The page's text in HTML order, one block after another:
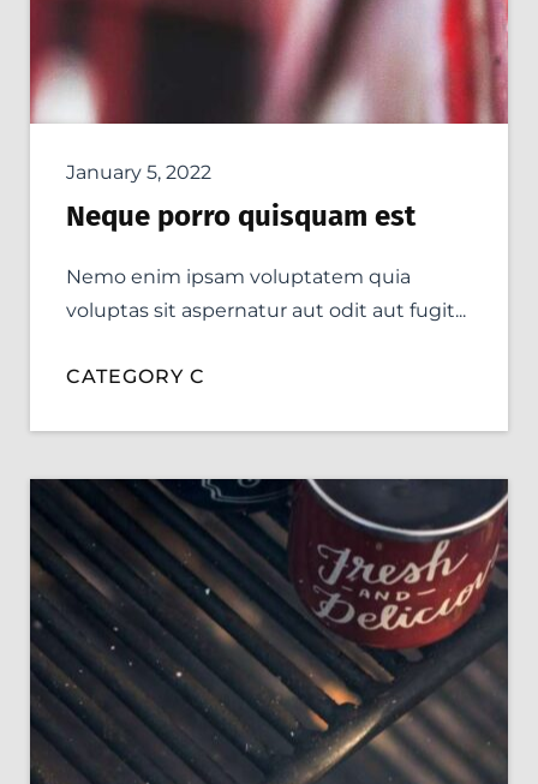
January 5, 2022
Neque porro quisquam est
Nemo enim ipsam voluptatem quia
voluptas sit aspernatur aut odit aut fugit...
CATEGORY C